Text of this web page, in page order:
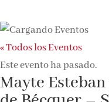
« Todos los Eventos
Este evento ha pasado.
Mayte